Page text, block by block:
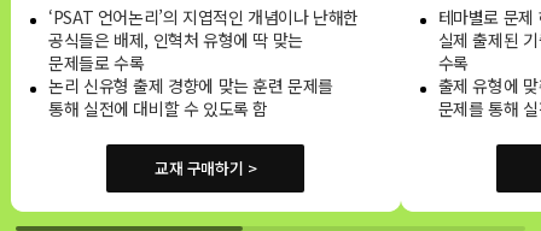
‘PSAT 언어논리’의 지엽적인 개념이나 난해한
공식들은 배제, 인혁처 유형에 딱 맞는
문제들로 수록
논리 신유형 출제 경향에 맞는 훈련 문제를
통해 실전에 대비할 수 있도록 함
교재 구매하기 >
테마별로 문제
실제 출제된
수록
출제 유형에
문제를 통해